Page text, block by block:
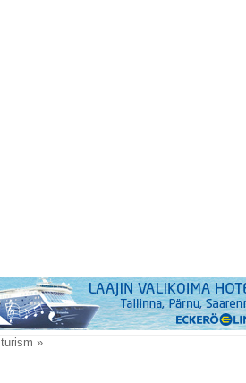
turism »